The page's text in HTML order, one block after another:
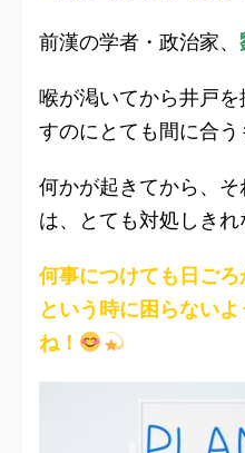
前漢の学者・政治家、
喉が渇いてから井戸
すのにとても間に合
何かが起きてから、
は、とても対処しきれ
何事につけても日ご
という時に困らない
ね！